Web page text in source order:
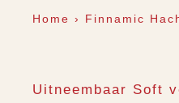
Home › Finnamic
Uitneembaar Soft